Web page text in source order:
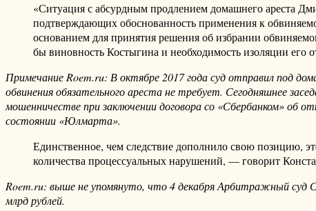
«Ситуация с абсурдным продлением домашнего ареста
подтверждающих обоснованность применения к
основанием для принятия решения об избрании
бы виновность Костыгина и необходимость изоляции его
Примечание Roem.ru: В октябре 2017 года суд отправил под
обвинения обязательного ареста не требует. Сегодняшнее
мошенничестве при заключении договора со «Сбербанком» об
состоянии «Юлмарта».
Единственное, чем следствие дополнило свою позицию,
количества процессуальных нарушений, — говорит
Roem.ru: выше не упомянуто, что 4 декабря Арбитражный суд
млрд рублей.